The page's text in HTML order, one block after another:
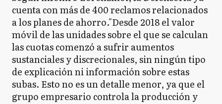
cuenta con más de 400 reclamos relacionados
a los planes de ahorro."Desde 2018 el valor
móvil de las unidades sobre el que se calculan
las cuotas comenzó a sufrir aumentos
sustanciales y discrecionales, sin ningún tipo
de explicación ni información sobre estas
subas. Esto no es un detalle menor, ya que el
grupo empresario controla la producción y